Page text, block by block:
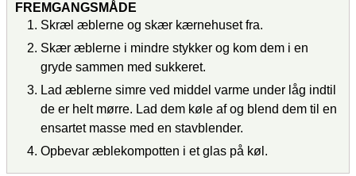
FREMGANGSMÅDE
Skræl æblerne og skær kærnehuset fra.
Skær æblerne i mindre stykker og kom dem i en
gryde sammen med sukkeret.
Lad æblerne simre ved middel varme under låg indtil
de er helt mørre. Lad dem køle af og blend dem til en
ensartet masse med en stavblender.
Opbevar æblekompotten i et glas på køl.